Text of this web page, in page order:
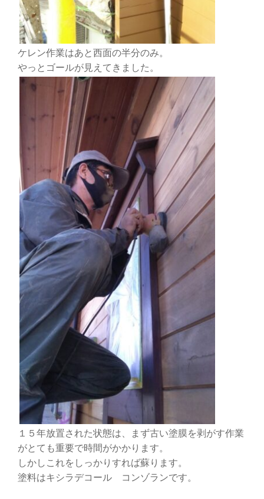
ケレン作業はあと西面の半分のみ。
やっとゴールが見えてきました。
１５年放置された状態は、まず古い塗膜を剥がす作業
がとても重要で時間がかかります。
しかしこれをしっかりすれば蘇ります。
塗料はキシラデコール コンゾランです。